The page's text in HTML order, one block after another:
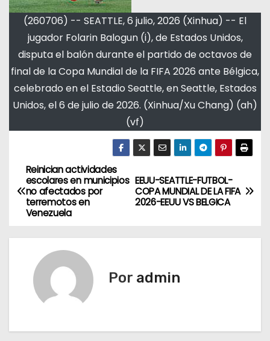
(260706) -- SEATTLE, 6 julio, 2026 (Xinhua) -- El
jugador Folarin Balogun (i), de Estados Unidos,
disputa el balón durante el partido de octavos de
final de la Copa Mundial de la FIFA 2026 ante Bélgica,
celebrado en el Estadio Seattle, en Seattle, Estados
Unidos, el 6 de julio de 2026. (Xinhua/Xu Chang) (ah)
(vf)
N
a
c
EEUU-SEATTLE-FUTBOL-
COPA MUNDIAL DE LA FIFA
2026-EEUU VS BELGICA
Reinician actividades
escolares en municipios
no afectados por
terremotos en
Venezuela
Por admin